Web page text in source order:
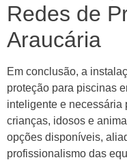
Redes de
Araucária
Em conclusão, a
proteção para piscinas
inteligente e necessária
crianças, idosos e
opções disponíveis,
profissionalismo das